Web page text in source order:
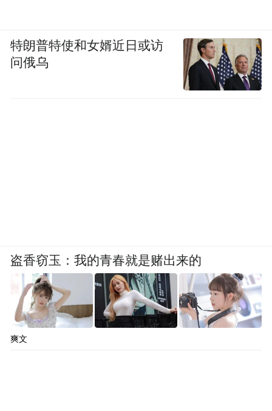
特朗普特使和女婿近日或访
问俄乌
盗香窃玉：我的青春就是赌出来的
爽文